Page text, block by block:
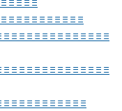
≡ ≡ ≡ ≡ ≡ ≡ ≡ ≡ ≡ ≡
≡ ≡ ≡ ≡ ≡ ≡ ≡ ≡ ≡ ≡ ≡ ≡ ≡ ≡
≡ ≡ ≡ ≡ ≡ ≡ ≡ ≡ ≡ ≡ ≡ ≡ ≡ ≡
≡ ≡ ≡ ≡ ≡ ≡ ≡ ≡ ≡ ≡ ≡